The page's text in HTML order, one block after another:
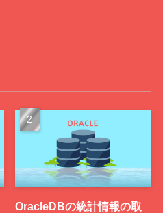
OracleDBの統計情報の取